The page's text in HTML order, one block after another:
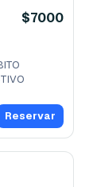
$7000
Reservar